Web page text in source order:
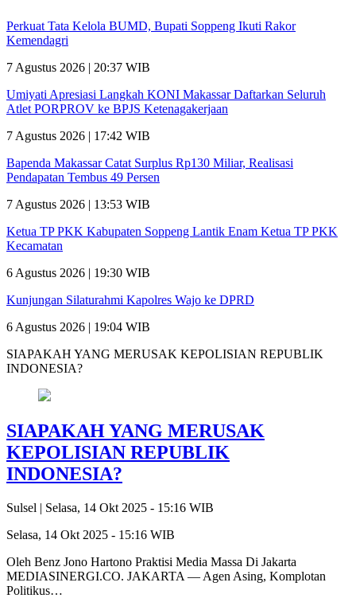
Perkuat Tata Kelola BUMD, Bupati Soppeng Ikuti Rakor
Kemendagri
7 Agustus 2026 | 20:37 WIB
Umiyati Apresiasi Langkah KONI Makassar Daftarkan Seluruh
Atlet PORPROV ke BPJS Ketenagakerjaan
7 Agustus 2026 | 17:42 WIB
Bapenda Makassar Catat Surplus Rp130 Miliar, Realisasi
Pendapatan Tembus 49 Persen
7 Agustus 2026 | 13:53 WIB
Ketua TP PKK Kabupaten Soppeng Lantik Enam Ketua TP PKK
Kecamatan
6 Agustus 2026 | 19:30 WIB
Kunjungan Silaturahmi Kapolres Wajo ke DPRD
6 Agustus 2026 | 19:04 WIB
SIAPAKAH YANG MERUSAK KEPOLISIAN REPUBLIK
INDONESIA?
SIAPAKAH YANG MERUSAK
KEPOLISIAN REPUBLIK
INDONESIA?
Sulsel | Selasa, 14 Okt 2025 - 15:16 WIB
Selasa, 14 Okt 2025 - 15:16 WIB
Oleh Benz Jono Hartono Praktisi Media Massa Di Jakarta
MEDIASINERGI.CO. JAKARTA — Agen Asing, Komplotan
Politikus…